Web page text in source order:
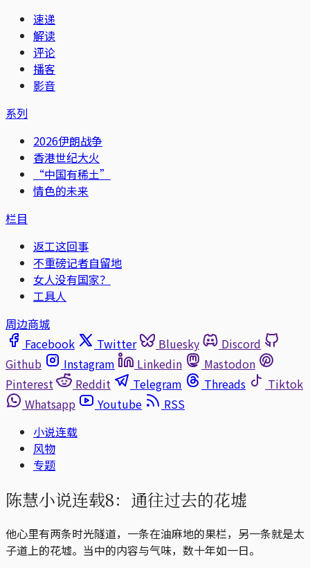
速递
解读
评论
播客
影音
系列
2026伊朗战争
香港世纪大火
“中国有稀土”
情色的未来
栏目
返工这回事
不重磅记者自留地
女人没有国家？
工具人
周边商城
Facebook
Twitter Bluesky
Discord
Github
Instagram Linkedin
Mastodon
Pinterest
Reddit Telegram Threads
Tiktok
Whatsapp
Youtube
RSS
小说连载
风物
专题
陈慧小说连载8：通往过去的花墟
他心里有两条时光隧道，一条在油麻地的果栏，另一条就是太
子道上的花墟。当中的内容与气味，数十年如一日。